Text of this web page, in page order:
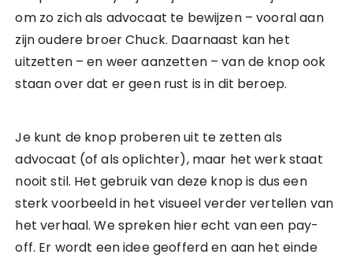
om zo zich als advocaat te bewijzen – vooral aan
zijn oudere broer Chuck. Daarnaast kan het
uitzetten – en weer aanzetten – van de knop ook
staan over dat er geen rust is in dit beroep.
Je kunt de knop proberen uit te zetten als
advocaat (of als oplichter), maar het werk staat
nooit stil. Het gebruik van deze knop is dus een
sterk voorbeeld in het visueel verder vertellen van
het verhaal. We spreken hier echt van een pay-
off. Er wordt een idee geofferd en aan het einde